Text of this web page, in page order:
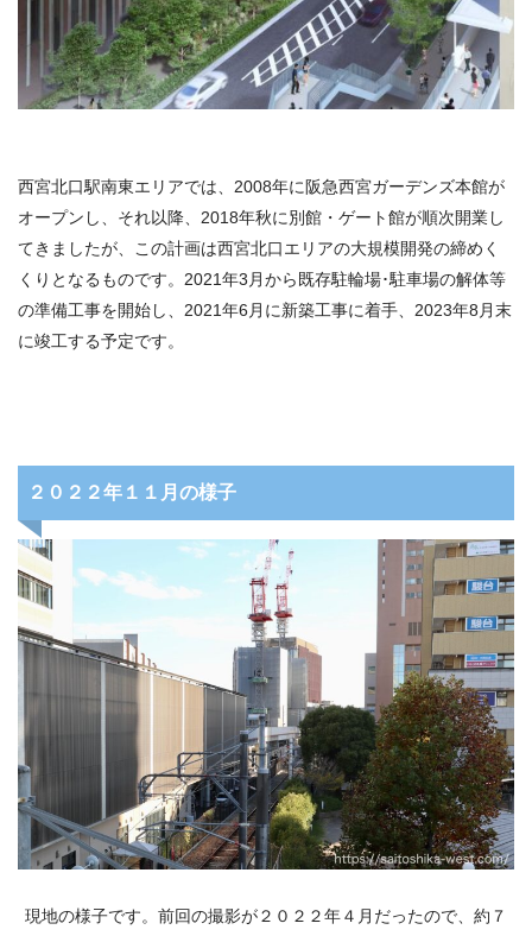
西宮北口駅南東エリアでは、2008年に阪急西宮ガーデンズ本館が
オープンし、それ以降、2018年秋に別館・ゲート館が順次開業し
てきましたが、この計画は西宮北口エリアの大規模開発の締めく
くりとなるものです。2021年3月から既存駐輪場･駐車場の解体等
の準備工事を開始し、2021年6月に新築工事に着手、2023年8月末
に竣工する予定です。
２０２２年１１月の様子
現地の様子です。前回の撮影が２０２２年４月だったので、約７